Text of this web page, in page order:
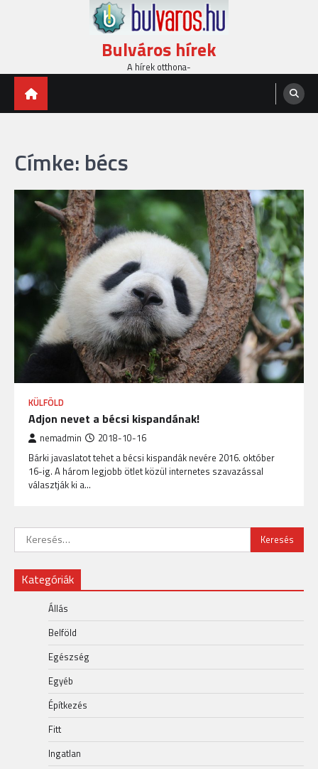
Bulváros hírek
A hírek otthona-
Címke: bécs
KÜLFÖLD
Adjon nevet a bécsi kispandának!
nemadmin 2018-10-16
Bárki javaslatot tehet a bécsi kispandák nevére 2016. október
16-ig. A három legjobb ötlet közül internetes szavazással
választják ki a…
Keresés:
Kategóriák
Állás
Belföld
Egészség
Egyéb
Építkezés
Fitt
Ingatlan